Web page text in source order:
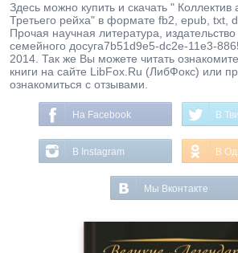
Здесь можно купить и скачать " Коллектив
Третьего рейха" в формате fb2, epub, txt,
Прочая научная литература,
семейного досуга7b51d9e5-dc2e-11e3-
2014. Так же Вы можете читать
книги на сайте LibFox.Ru (ЛибФокс) или
ознакомиться с отзывами.
На Facebook В
В Instagram В
Мы Вконтакте